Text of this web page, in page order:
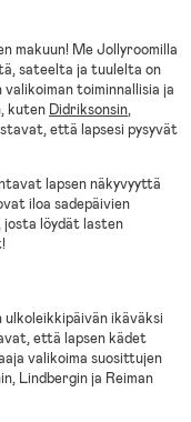
makuun! Me Jollyroomilla
sateelta ja tuulelta on
toiminnallisia ja
kuten Didriksonsin,
että lapsesi pysyvät
lapsen näkyvyyttä
iloa sadepäivien
josta löydät lasten
ikäväksi
että lapsen kädet
valikoima suosittujen
Lindbergin ja Reiman